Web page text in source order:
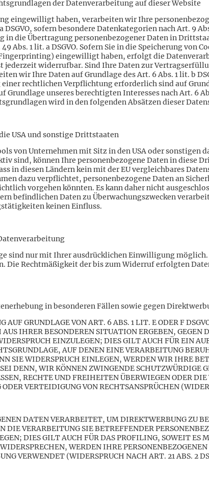
der Datenverarbeitung auf dieser Website
eingewilligt haben, verarbeiten wir Ihre
DSGVO, sofern besondere Datenkategorien nach Art. 9
in die Übertragung personenbezogener Daten in
Abs. 1 lit. a DSGVO. Sofern Sie in die Speicherung von
eingewilligt haben, erfolgt die
jederzeit widerrufbar. Sind Ihre Daten zur
wir Ihre Daten auf Grundlage des Art. 6 Abs. 1 lit. b
rechtlichen Verpflichtung erforderlich sind auf
unseres berechtigten Interesses nach Art. 6
wird in den folgenden Absätzen dieser
USA und sonstige Drittstaaten
von Unternehmen mit Sitz in den USA oder sonstigen
sind, können Ihre personenbezogene Daten in diese
in diesen Ländern kein mit der EU vergleichbares
dazu verpflichtet, personenbezogene Daten an
vorgehen könnten. Es kann daher nicht
befindlichen Daten zu Überwachungszwecken
keinen Einfluss.
sind nur mit Ihrer ausdrücklichen Einwilligung
Die Rechtmäßigkeit der bis zum Widerruf erfolgten
in besonderen Fällen sowie gegen
GRUNDLAGE VON ART. 6 ABS. 1 LIT. E ODER F
IHRER BESONDEREN SITUATION ERGEBEN, GEGEN
EINZULEGEN; DIES GILT AUCH FÜR EIN
AUF DENEN EINE VERARBEITUNG
SIE WIDERSPRUCH EINLEGEN, WERDEN WIR IHRE
DENN, WIR KÖNNEN ZWINGENDE SCHUTZWÜRDIGE
RECHTE UND FREIHEITEN ÜBERWIEGEN ODER
VERTEIDIGUNG VON RECHTSANSPRÜCHEN
DATEN VERARBEITET, UM DIREKTWERBUNG ZU
DIE VERARBEITUNG SIE BETREFFENDER
DIES GILT AUCH FÜR DAS PROFILING, SOWEIT ES
WERDEN IHRE
VERWENDET (WIDERSPRUCH NACH ART. 21 ABS. 2